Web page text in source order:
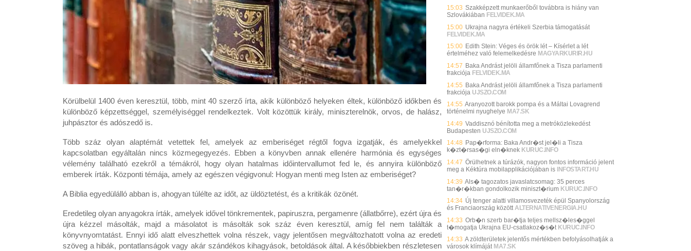
Körülbelül 1400 éven keresztül, több, mint 40 szerző írta, akik különböző helyeken éltek, különböző időkben és
különböző képzettséggel, személyiséggel rendelkeztek. Volt közöttük király, miniszterelnök, orvos, de halász,
juhpásztor és adószedő is.
Több száz olyan alaptémát vetettek fel, amelyek az emberiséget régtől fogva izgatják, és amelyekkel
kapcsolatban egyáltalán nincs közmegegyezés. Ebben a könyvben annak ellenére harmónia és egységes
vélemény található ezekről a témákról, hogy olyan hatalmas időintervallumot fed le, és annyira különböző
emberek írták. Központi témája, amely az egészen végigvonul: Hogyan menti meg Isten az emberiséget?
A Biblia egyedülálló abban is, ahogyan túlélte az időt, az üldöztetést, és a kritikák özönét.
Eredetileg olyan anyagokra írták, amelyek idővel tönkrementek, papiruszra, pergamenre (állatbőrre), ezért újra és
újra kézzel másolták, majd a másolatot is másolták sok száz éven keresztül, amíg fel nem találták a
könyvnyomtatást. Ennyi idő alatt elveszhettek volna részek, vagy jelentősen megváltozhatott volna az eredeti
szöveg a hibák, pontatlanságok vagy akár szándékos kihagyások, betoldások által. A későbbiekben részletesen
15:03 Szakképzett munkaerőből továbbra is hiány van
Szlovákiában FELVIDEK.MA
15:00 Ukrajna nagyra értékeli Szerbia támogatását
FELVIDEK.MA
15:00 Edith Stein: Véges és örök lét – Kísérlet a lét
értelméhez való felemelkedésre MAGYARKURIR.HU
14:57 Baka Andrást jelöli államfőnek a Tisza parlamenti
frakciója FELVIDEK.MA
14:55 Baka Andrást jelöli államfőnek a Tisza parlamenti
frakciója UJSZO.COM
14:55 Aranyozott barokk pompa és a Máltai Lovagrend
történelmi nyughelye MA7.SK
14:49 Vaddisznó bénította meg a metróközlekedést
Budapesten UJSZO.COM
14:48 Pap�rforma: Baka Andr�st jel�li a Tisza
k�zt�rsas�gi eln�knek KURUC.INFO
14:47 Örülhetnek a túrázók, nagyon fontos információ jelent
meg a Kéktúra mobilapplikációjában is INFOSTART.HU
14:39 Als� tagozatos javaslatcsomag: 35 perces
tan�r�kban gondolkozik miniszt�rium KURUC.INFO
14:34 Új tenger alatti villamosvezeték épül Spanyolország
és Franciaország között ALTERNATIVENERGIA.HU
14:33 Orb�n szerb bar�tja teljes mellsz�les�ggel
t�mogatja Ukrajna EU-csatlakoz�s�t KURUC.INFO
14:33 A zöldterületek jelentős mértékben befolyásolhatják a
városok klímáját MA7.SK